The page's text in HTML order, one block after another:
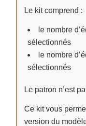
Le kit comprend :
le nombre
sélectionnés
le nombre
sélectionnés
Le patron n’est
Ce kit vous
version du